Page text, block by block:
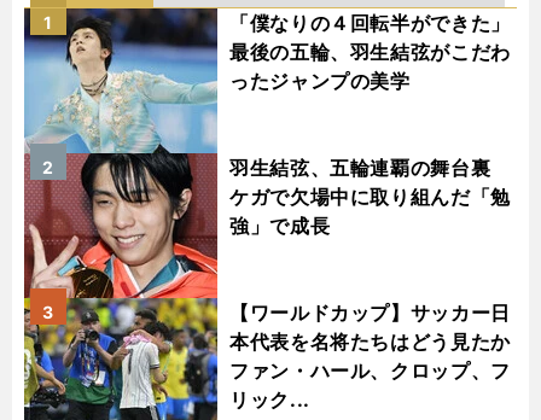
「僕なりの４回転半ができた」
最後の五輪、羽生結弦がこだわ
ったジャンプの美学
1
羽生結弦、五輪連覇の舞台裏
ケガで欠場中に取り組んだ「勉
強」で成長
2
【ワールドカップ】サッカー日
本代表を名将たちはどう見たか
ファン・ハール、クロップ、フ
リック...
3